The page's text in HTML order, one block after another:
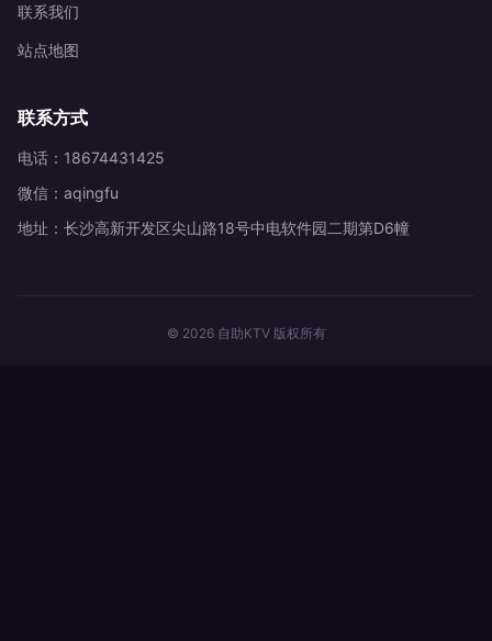
联系我们
站点地图
联系方式
电话：18674431425
微信：aqingfu
地址：长沙高新开发区尖山路18号中电软件园二期第D6幢
© 2026 自助KTV 版权所有